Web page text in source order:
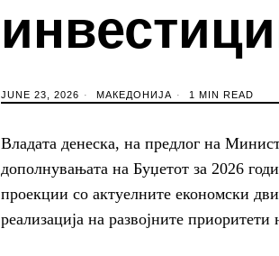
JUNE 23, 2026 МАКЕДОНИЈА 1 MIN READ
Владата денеска, на предлог на
дополнувањата на Буџетот за 2026
проекции со актуелните економски
реализација на развојните приоритети